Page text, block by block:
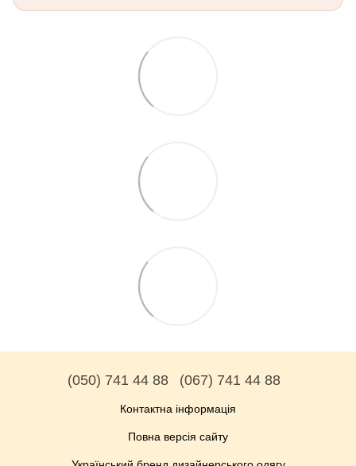
(050) 741 44 88 (067) 741 44 88
Контактна інформація
Повна версія сайту